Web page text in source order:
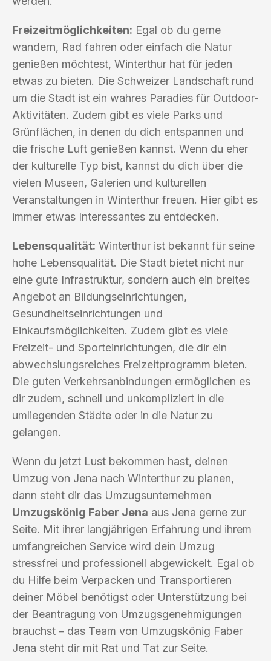
Freizeitmöglichkeiten: Egal ob du gerne
wandern, Rad fahren oder einfach die Natur
genießen möchtest, Winterthur hat für jeden
etwas zu bieten. Die Schweizer Landschaft rund
um die Stadt ist ein wahres Paradies für Outdoor-
Aktivitäten. Zudem gibt es viele Parks und
Grünflächen, in denen du dich entspannen und
die frische Luft genießen kannst. Wenn du eher
der kulturelle Typ bist, kannst du dich über die
vielen Museen, Galerien und kulturellen
Veranstaltungen in Winterthur freuen. Hier gibt es
immer etwas Interessantes zu entdecken.
Lebensqualität: Winterthur ist bekannt für seine
hohe Lebensqualität. Die Stadt bietet nicht nur
eine gute Infrastruktur, sondern auch ein breites
Angebot an Bildungseinrichtungen,
Gesundheitseinrichtungen und
Einkaufsmöglichkeiten. Zudem gibt es viele
Freizeit- und Sporteinrichtungen, die dir ein
abwechslungsreiches Freizeitprogramm bieten.
Die guten Verkehrsanbindungen ermöglichen es
dir zudem, schnell und unkompliziert in die
umliegenden Städte oder in die Natur zu
gelangen.
Wenn du jetzt Lust bekommen hast, deinen
Umzug von Jena nach Winterthur zu planen,
dann steht dir das Umzugsunternehmen
Umzugskönig Faber Jena aus Jena gerne zur
Seite. Mit ihrer langjährigen Erfahrung und ihrem
umfangreichen Service wird dein Umzug
stressfrei und professionell abgewickelt. Egal ob
du Hilfe beim Verpacken und Transportieren
deiner Möbel benötigst oder Unterstützung bei
der Beantragung von Umzugsgenehmigungen
brauchst – das Team von Umzugskönig Faber
Jena steht dir mit Rat und Tat zur Seite.